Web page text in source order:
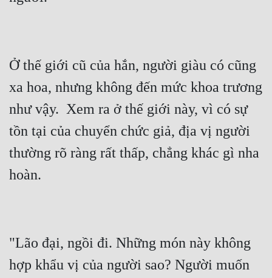
Ở thế giới cũ của hắn, người giàu có cũng
xa hoa, nhưng không đến mức khoa trương
như vậy.  Xem ra ở thế giới này, vì có sự
tồn tại của chuyển chức giả, địa vị người
thường rõ ràng rất thấp, chẳng khác gì nha
"Lão đại, ngồi đi. Những món này không
hợp khẩu vị của người sao? Người muốn